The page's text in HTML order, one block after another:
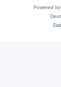
Powered by